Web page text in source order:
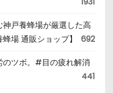
戸養蜂場が厳選した高
場 通販ショップ】
692
のツボ。#目の疲れ解消
441